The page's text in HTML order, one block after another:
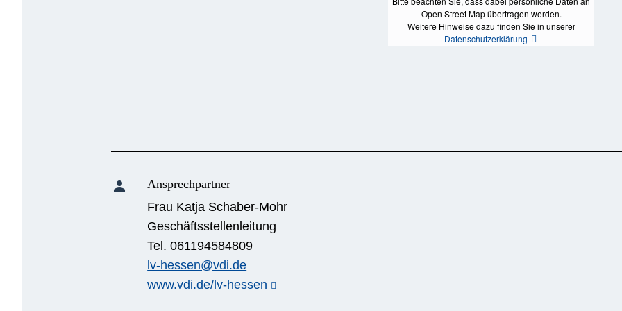
Open Street Map übertragen werden.
Weitere Hinweise dazu finden Sie in unserer
Datenschutzerklärung
person
Ansprechpartner
Frau Katja Schaber-Mohr
Geschäftsstellenleitung
Tel. 061194584809
lv-hessen@vdi.de
www.vdi.de/lv-hessen